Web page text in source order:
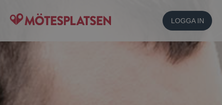
LOGGA IN